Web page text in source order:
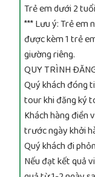
Trẻ em dưới 2
*** Lưu ý: Trẻ em
được kèm 1 trẻ
giường riêng.
QUY TRÌNH
Quý khách đóng
tour khi đăng ký
Khách hàng điền
trước ngày khởi
Quý khách đi
Nếu đạt kết quả